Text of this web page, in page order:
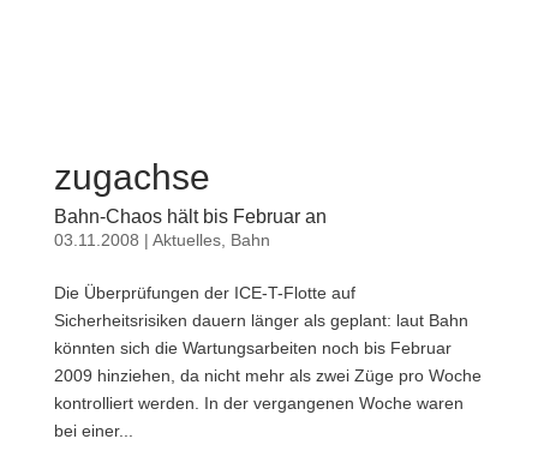
zugachse
Bahn-Chaos hält bis Februar an
03.11.2008 | Aktuelles, Bahn
Die Überprüfungen der ICE-T-Flotte auf
Sicherheitsrisiken dauern länger als geplant: laut Bahn
könnten sich die Wartungsarbeiten noch bis Februar
2009 hinziehen, da nicht mehr als zwei Züge pro Woche
kontrolliert werden. In der vergangenen Woche waren
bei einer...